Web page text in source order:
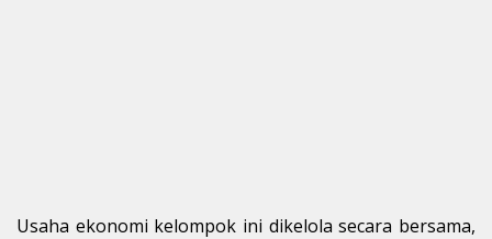
Usaha ekonomi kelompok ini dikelola secara bersama,